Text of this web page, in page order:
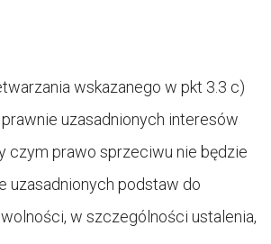
wskazanego w pkt 3.3 c)
uzasadnionych interesów
czym prawo sprzeciwu nie będzie
uzasadnionych podstaw do
w szczególności ustalenia,